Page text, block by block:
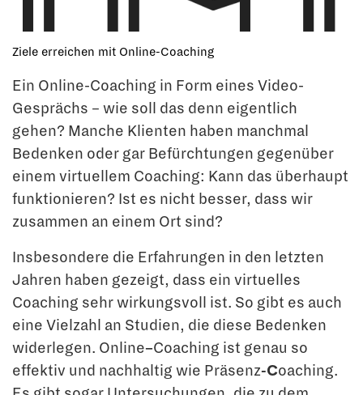
Ziele erreichen mit Online-Coaching
Ein Online-Coaching in Form eines Video-
Gesprächs – wie soll das denn eigentlich
gehen? Manche Klienten haben manchmal
Bedenken oder gar Befürchtungen gegenüber
einem virtuellem Coaching: Kann das überhaupt
funktionieren? Ist es nicht besser, dass wir
zusammen an einem Ort sind?
Insbesondere die Erfahrungen in den letzten
Jahren haben gezeigt, dass ein virtuelles
Coaching sehr wirkungsvoll ist. So gibt es auch
eine Vielzahl an Studien, die diese Bedenken
widerlegen. Online–Coaching ist genau so
effektiv und nachhaltig wie Präsenz-Coaching.